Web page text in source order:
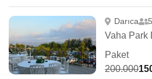
Darıca
Vaha Park
Paket
200.000